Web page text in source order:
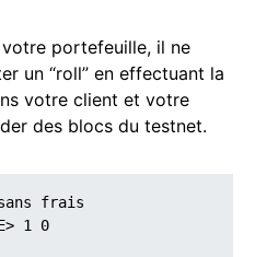
portefeuille, il ne
un “roll” en effectuant la
votre client et votre
des blocs du testnet.
frais
1 0